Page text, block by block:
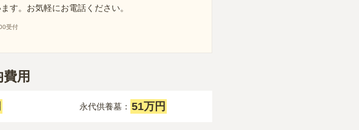
す。お気軽にお電話ください。
受付
用
永代供養墓： 51万円